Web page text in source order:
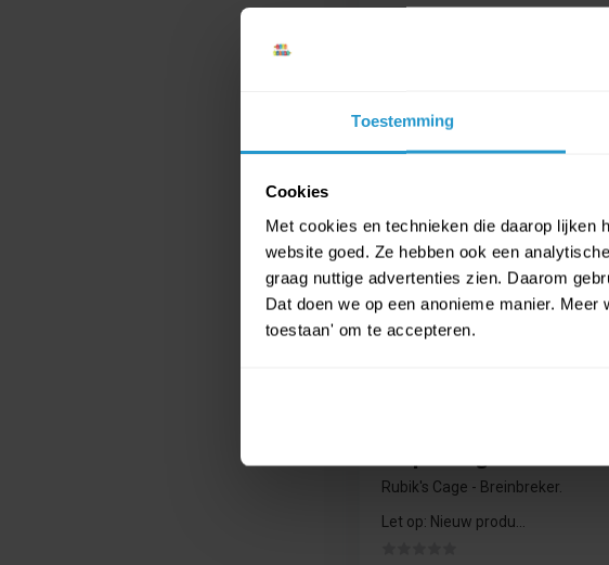
Toestemming
Cookies
Met cookies en technieken die daarop lijken
website goed. Ze hebben ook een
graag nuttige advertenties zien. Daarom
Dat doen we op een anonieme manier.
toestaan' om te accepteren.
€4,49
€ 3,99
€ 3,59
Rubik's Cage - Breinbreker.
Let op: Nieuw produ...